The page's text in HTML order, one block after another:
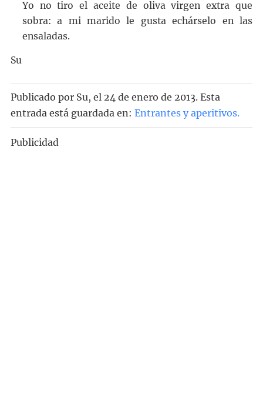
Yo no tiro el aceite de oliva virgen extra que
sobra: a mi marido le gusta echárselo en las
ensaladas.
Su
Publicado por Su, el 24 de enero de 2013. Esta
entrada está guardada en: Entrantes y aperitivos.
Publicidad